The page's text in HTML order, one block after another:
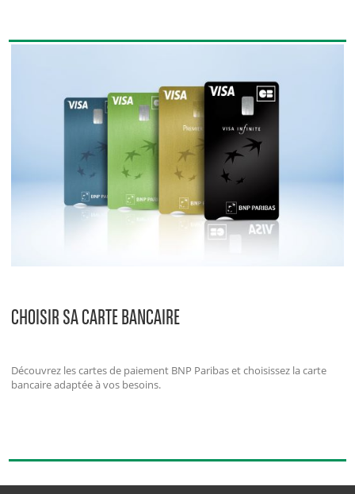
CHOISIR SA CARTE BANCAIRE
Découvrez les cartes de paiement BNP Paribas et choisissez la carte
bancaire adaptée à vos besoins.